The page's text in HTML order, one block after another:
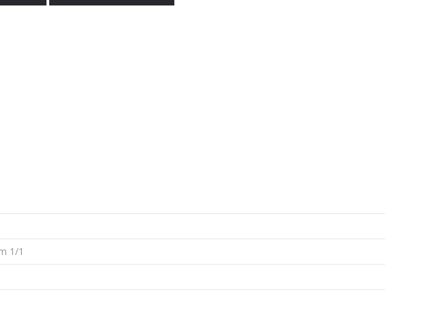
1/1